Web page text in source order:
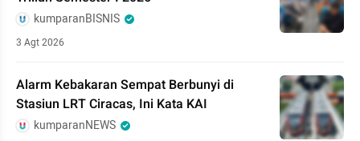
kumparanBISNIS
3 Agt 2026
Alarm Kebakaran Sempat Berbunyi di
Stasiun LRT Ciracas, Ini Kata KAI
kumparanNEWS